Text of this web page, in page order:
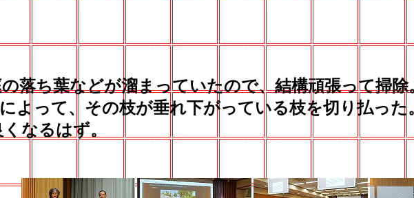
落ち葉などが溜まっていたので、結構頑張って掃除
よって、その枝が垂れ下がっている枝を切り払った
なるはず。